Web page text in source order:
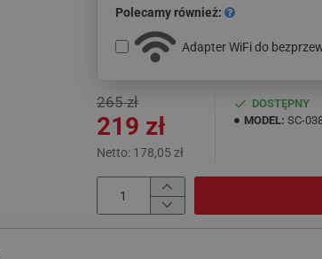
219 zł
265 zł
Netto: 178,05 zł
DOSTĘPNY
MODEL: SC-
Polecamy również:
Adapter WiFi do